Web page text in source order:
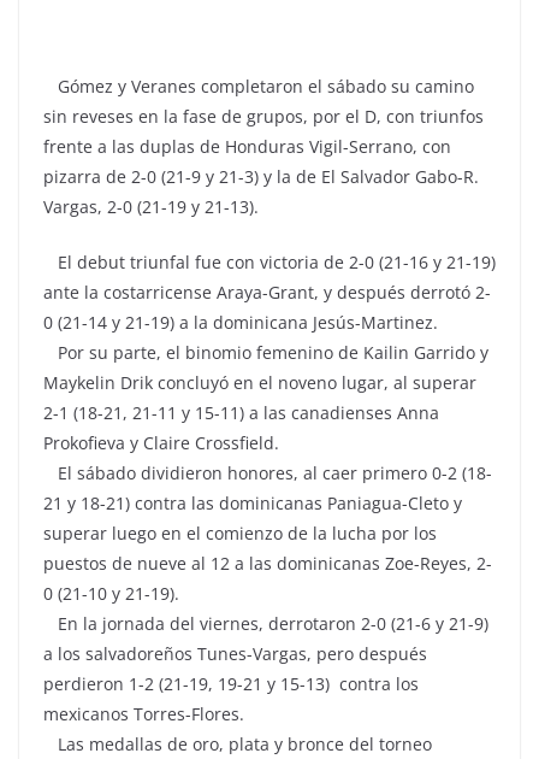
Gómez y Veranes completaron el sábado su camino
sin reveses en la fase de grupos, por el D, con triunfos
frente a las duplas de Honduras Vigil-Serrano, con
pizarra de 2-0 (21-9 y 21-3) y la de El Salvador Gabo-R.
Vargas, 2-0 (21-19 y 21-13).
El debut triunfal fue con victoria de 2-0 (21-16 y 21-19)
ante la costarricense Araya-Grant, y después derrotó 2-
0 (21-14 y 21-19) a la dominicana Jesús-Martinez.
Por su parte, el binomio femenino de Kailin Garrido y
Maykelin Drik concluyó en el noveno lugar, al superar
2-1 (18-21, 21-11 y 15-11) a las canadienses Anna
Prokofieva y Claire Crossfield.
El sábado dividieron honores, al caer primero 0-2 (18-
21 y 18-21) contra las dominicanas Paniagua-Cleto y
superar luego en el comienzo de la lucha por los
puestos de nueve al 12 a las dominicanas Zoe-Reyes, 2-
0 (21-10 y 21-19).
En la jornada del viernes, derrotaron 2-0 (21-6 y 21-9)
a los salvadoreños Tunes-Vargas, pero después
perdieron 1-2 (21-19, 19-21 y 15-13) contra los
mexicanos Torres-Flores.
Las medallas de oro, plata y bronce del torneo